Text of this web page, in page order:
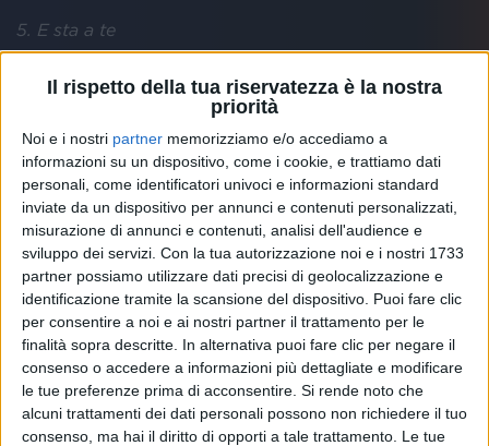
Il rispetto della tua riservatezza è la nostra
priorità
Noi e i nostri partner memorizziamo e/o accediamo a
informazioni su un dispositivo, come i cookie, e trattiamo dati
personali, come identificatori univoci e informazioni standard
inviate da un dispositivo per annunci e contenuti personalizzati,
misurazione di annunci e contenuti, analisi dell'audience e
sviluppo dei servizi. Con la tua autorizzazione noi e i nostri 1733
partner possiamo utilizzare dati precisi di geolocalizzazione e
identificazione tramite la scansione del dispositivo. Puoi fare clic
per consentire a noi e ai nostri partner il trattamento per le
finalità sopra descritte. In alternativa puoi fare clic per negare il
consenso o accedere a informazioni più dettagliate e modificare
le tue preferenze prima di acconsentire. Si rende noto che
alcuni trattamenti dei dati personali possono non richiedere il tuo
consenso, ma hai il diritto di opporti a tale trattamento. Le tue
5. E sta a te
6. Sappi amore mio / Tu sei bella / Le cose che hai
amato di più / Non ci facciamo compagnia / Mi fai
stare bene
7. Ti penso raramente
8. Sognami
9. Una storia che vale
10. Lato destro del cuore
11. La geografia del mio cammino / Le cose che vivi